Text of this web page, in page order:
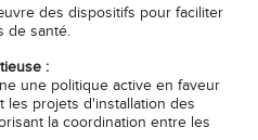
des dispositifs pour faciliter
de santé.
:
une politique active en faveur
les projets d'installation des
la coordination entre les